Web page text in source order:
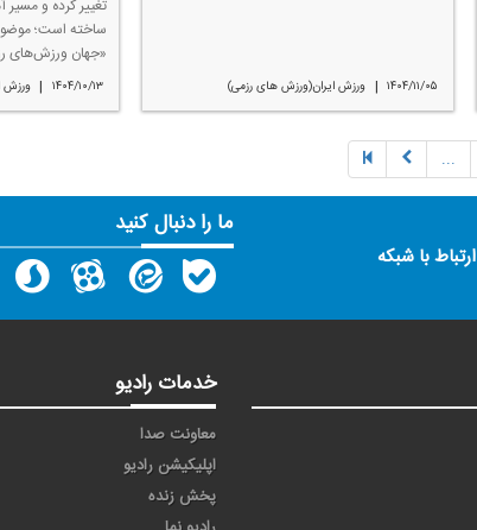
۱۴۰۴/۱۱/۰۵ | ورزش ایران(ورزش های رزمی)
تغییر كرده و مسیر
ساخته است؛
«جهان ورزش‌های
۱۴۰۴/۱۰/۱۳ | ورزش
...
ارتباط با شبکه
ما را دنبال کنید
خدمات رادیو
معاونت صدا
اپلیکیشن رادیو
پخش زنده